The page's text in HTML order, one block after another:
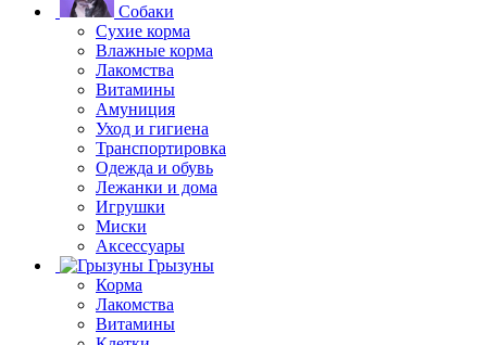
Собаки
Сухие корма
Влажные корма
Лакомства
Витамины
Амуниция
Уход и гигиена
Транспортировка
Одежда и обувь
Лежанки и дома
Игрушки
Миски
Аксессуары
Грызуны
Корма
Лакомства
Витамины